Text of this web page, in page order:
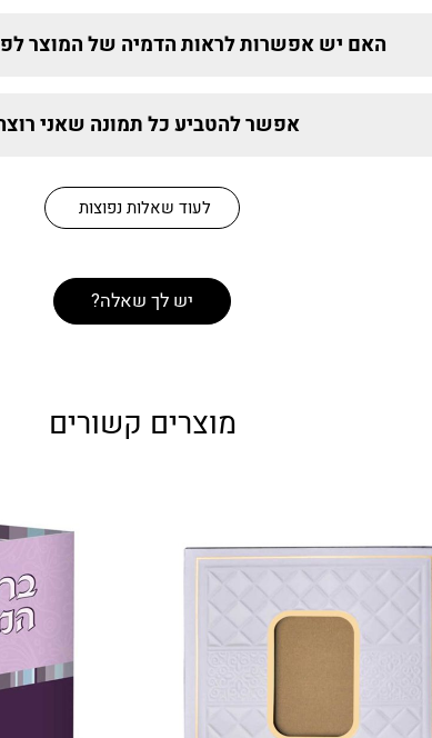
האם יש אפשרות לראות הדמיה של המוצר
אפשר להטביע כל תמונה שאני
לעוד שאלות נפוצות
יש לך שאלה?
מוצרים קשורים